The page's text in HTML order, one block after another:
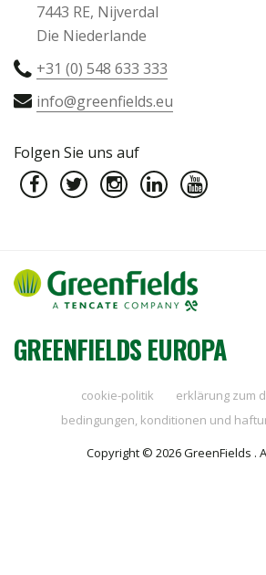
7443 RE, Nijverdal
Die Niederlande
+31 (0) 548 633 333
info@greenfields.eu
Folgen Sie uns auf
GREENFIELDS EUROPA
cookie-politik
erklärung zum
bedingungen, konditionen und
Copyright © 2026 GreenFields .